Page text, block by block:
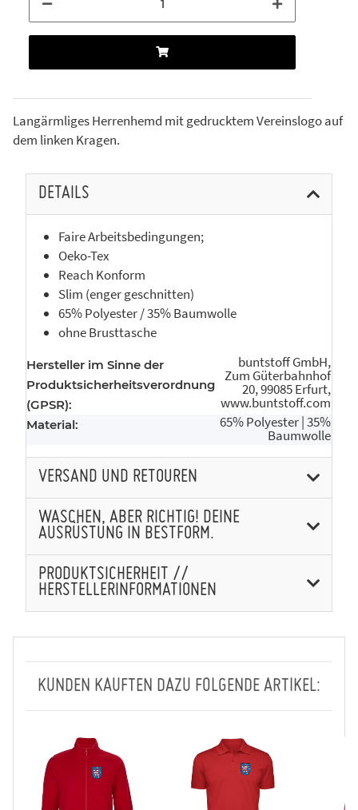
Langärmliges Herrenhemd mit gedrucktem Vereinslogo auf
dem linken Kragen.
DETAILS
Faire Arbeitsbedingungen;
Oeko-Tex
Reach Konform
Slim (enger geschnitten)
65% Polyester / 35% Baumwolle
ohne Brusttasche
Hersteller im Sinne der
Produktsicherheitsverordnung
(GPSR):
buntstoff GmbH,
Zum Güterbahnhof
20, 99085 Erfurt,
www.buntstoff.com
Material: 65% Polyester | 35%
Baumwolle
VERSAND UND RETOUREN
WASCHEN, ABER RICHTIG! DEINE
AUSRÜSTUNG IN BESTFORM.
PRODUKTSICHERHEIT //
HERSTELLERINFORMATIONEN
KUNDEN KAUFTEN DAZU FOLGENDE ARTIKEL: